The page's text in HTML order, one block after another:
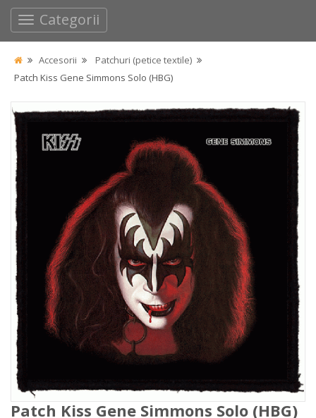
Categorii
Accesorii
Patchuri (petice textile)
Patch Kiss Gene Simmons Solo (HBG)
Patch Kiss Gene Simmons Solo (HBG)